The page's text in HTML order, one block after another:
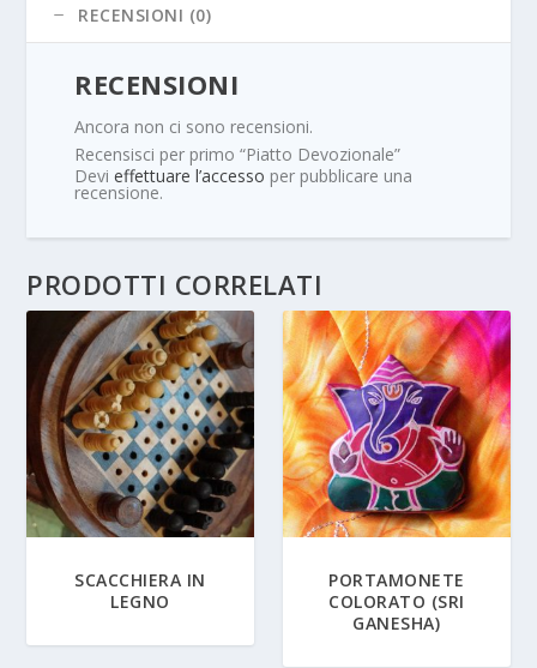
RECENSIONI (0)
RECENSIONI
Ancora non ci sono recensioni.
Recensisci per primo “Piatto Devozionale”
Devieffettuare l’accesso per pubblicare una
recensione.
PRODOTTI CORRELATI
SCACCHIERA IN
LEGNO
PORTAMONETE
COLORATO (SRI
GANESHA)